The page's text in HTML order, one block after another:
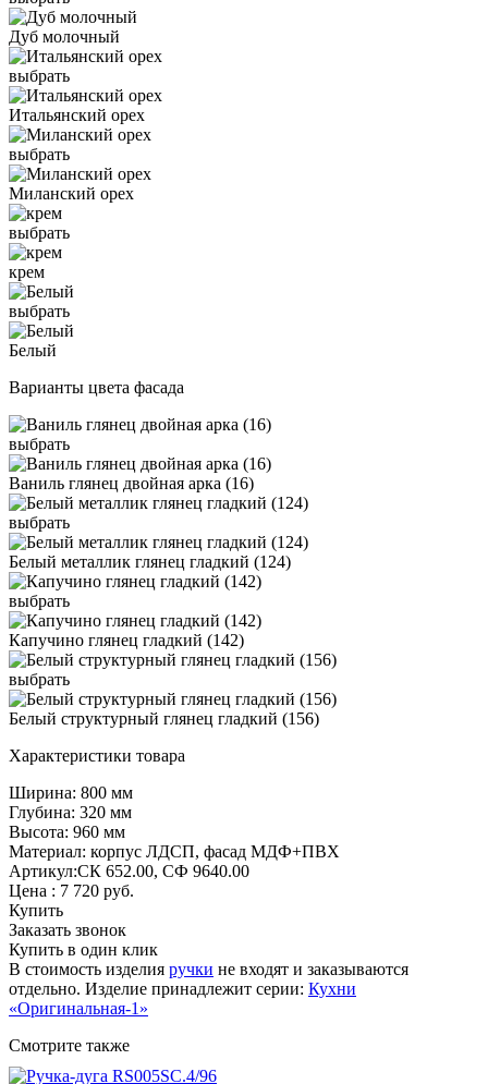
Дуб молочный
выбрать
Итальянский орех
выбрать
Миланский орех
выбрать
крем
выбрать
Белый
Варианты цвета фасада
выбрать
Ваниль глянец двойная арка (16)
выбрать
Белый металлик глянец гладкий (124)
выбрать
Капучино глянец гладкий (142)
выбрать
Белый структурный глянец гладкий (156)
Характеристики товара
Ширина: 800 мм
Глубина: 320 мм
Высота: 960 мм
Материал: корпус ЛДСП, фасад МДФ+ПВХ
Артикул:СК 652.00, СФ 9640.00
Цена : 7 720 руб.
Купить
Заказать звонок
Купить в один клик
В стоимость изделия ручки не входят и заказываются
отдельно. Изделие принадлежит серии: Кухни
«Оригинальная-1»
Смотрите также